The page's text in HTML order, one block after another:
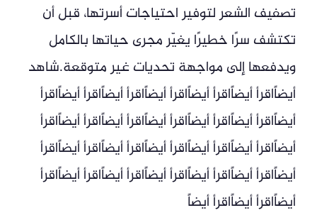
تصفيف الشعر لتوفير احتياجات أسرتها، قبل أن
تكتشف سرًا خطيرًا يغيّر مجرى حياتها بالكامل
ويدفعها إلى مواجهة تحديات غير متوقعة.شاهد
أيضاًاقرأ أيضاًاقرأ أيضاًاقرأ أيضاًاقرأ أيضاًاقرأ أيضاًاقرأ
أيضاًاقرأ أيضاًاقرأ أيضاًاقرأ أيضاًاقرأ أيضاًاقرأ أيضاًاقرأ
أيضاًاقرأ أيضاًاقرأ أيضاًاقرأ أيضاًاقرأ أيضاًاقرأ أيضاًاقرأ
أيضاًاقرأ أيضاًاقرأ أيضاًاقرأ أيضاًاقرأ أيضاًاقرأ أيضاًاقرأ
أيضاًاقرأ أيضاًاقرأ أيضاً